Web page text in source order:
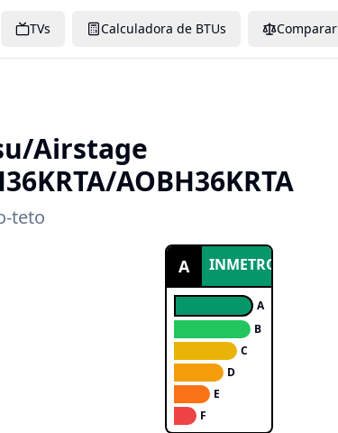
TVs Calculadora de BTUs Comparar
Airstage
AOBH36KRTA
teto
A INMETRO
A
B
C
D
E
F